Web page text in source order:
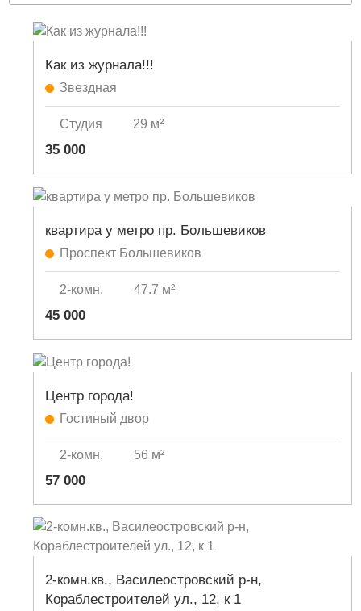
Как из журнала!!!
Звездная
Студия 29 м²
35 000
квартира у метро пр. Большевиков
Проспект Большевиков
2-комн. 47.7 м²
45 000
Центр города!
Гостиный двор
2-комн. 56 м²
57 000
2-комн.кв., Василеостровский р-н,
Кораблестроителей ул., 12, к 1